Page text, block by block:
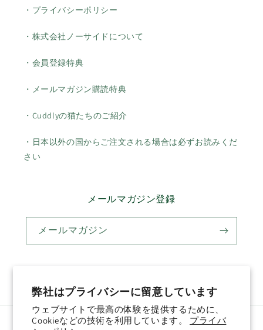
弊社はプライバシーに留意しています
ウェブサイトで最高の体験を提供するために、
Cookieなどの技術を利用しています。 プライバ
・プライバシーポリシー
・株式会社ノーサイドについて
・会員登録特典
・メールマガジン購読特典
・Cuddlyの猫たちのご紹介
・日本以外の国からご注文される場合は必ずお読みくだ
さい
メールマガジン登録
メールマガジン